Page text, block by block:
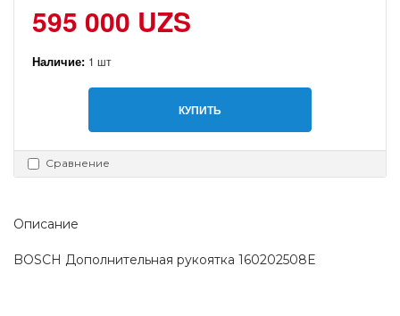
595 000 UZS
Наличие: 1 шт
КУПИТЬ
Сравнение
Описание
BOSCH Дополнительная рукоятка 160202508E